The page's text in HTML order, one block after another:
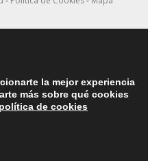
de tu paísaquí
la mejor experiencia
más sobre qué cookies
política de cookies